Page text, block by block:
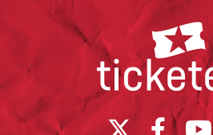
El domingo, 8 de marzo a las 5:00
presentará su esperado concierto
Centro de Bellas Artes de
llena de adoración viva, música
conexión con la presencia de
¡Acompáñala y sé parte de esta